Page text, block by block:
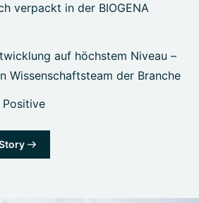
verpackt in der BIOGENA
auf höchstem Niveau –
Wissenschaftsteam der Branche